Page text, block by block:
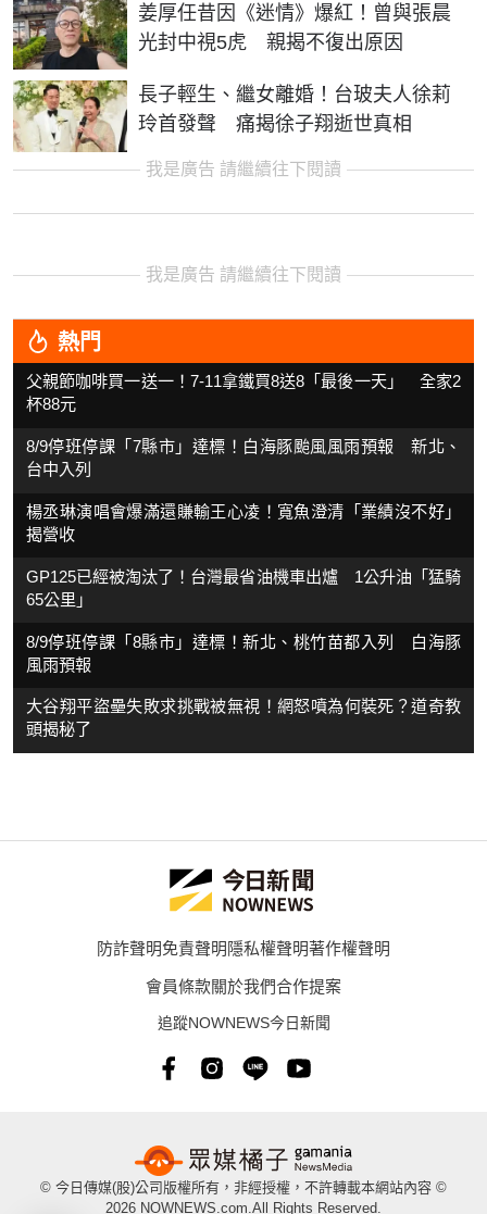
姜厚任昔因《迷情》爆紅！曾與張晨
光封中視5虎 親揭不復出原因
長子輕生、繼女離婚！台玻夫人徐莉
玲首發聲 痛揭徐子翔逝世真相
我是廣告 請繼續往下閱讀
我是廣告 請繼續往下閱讀
熱門
父親節咖啡買一送一！7-11拿鐵買8送8「最後一天」 全家2
杯88元
8/9停班停課「7縣市」達標！白海豚颱風風雨預報 新北、
台中入列
楊丞琳演唱會爆滿還賺輸王心凌！寬魚澄清「業績沒不好」
揭營收
GP125已經被淘汰了！台灣最省油機車出爐 1公升油「猛騎
65公里」
8/9停班停課「8縣市」達標！新北、桃竹苗都入列 白海豚
風雨預報
大谷翔平盜壘失敗求挑戰被無視！網怒噴為何裝死？道奇教
頭揭秘了
防詐聲明免責聲明隱私權聲明著作權聲明
會員條款關於我們合作提案
追蹤NOWNEWS今日新聞
© 今日傳媒(股)公司版權所有，非經授權，不許轉載本網站內容 ©
2026 NOWNEWS.com.All Rights Reserved.